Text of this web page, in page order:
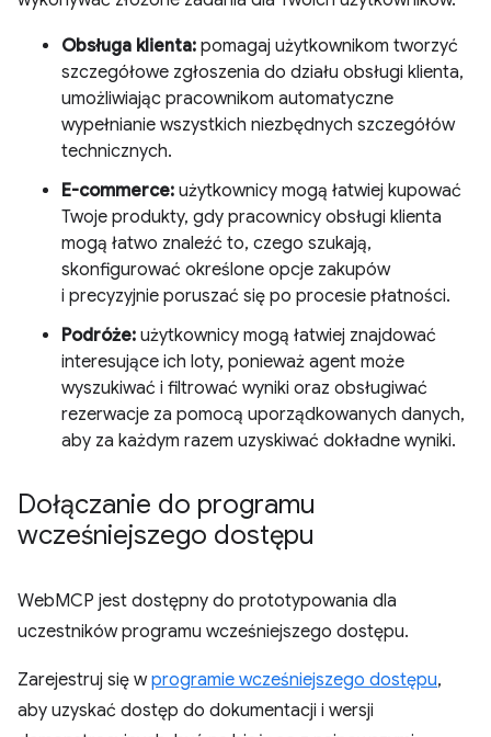
Obsługa klienta: pomagaj użytkownikom tworzyć
szczegółowe zgłoszenia do działu obsługi klienta,
umożliwiając pracownikom automatyczne
wypełnianie wszystkich niezbędnych szczegółów
technicznych.
E-commerce: użytkownicy mogą łatwiej kupować
Twoje produkty, gdy pracownicy obsługi klienta
mogą łatwo znaleźć to, czego szukają,
skonfigurować określone opcje zakupów
i precyzyjnie poruszać się po procesie płatności.
Podróże: użytkownicy mogą łatwiej znajdować
interesujące ich loty, ponieważ agent może
wyszukiwać i filtrować wyniki oraz obsługiwać
rezerwacje za pomocą uporządkowanych danych,
aby za każdym razem uzyskiwać dokładne wyniki.
Dołączanie do programu
wcześniejszego dostępu
WebMCP jest dostępny do prototypowania dla
uczestników programu wcześniejszego dostępu.
Zarejestruj się wprogramie wcześniejszego dostępu,
aby uzyskać dostęp do dokumentacji i wersji